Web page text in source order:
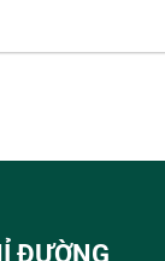
ĐƯỜNG